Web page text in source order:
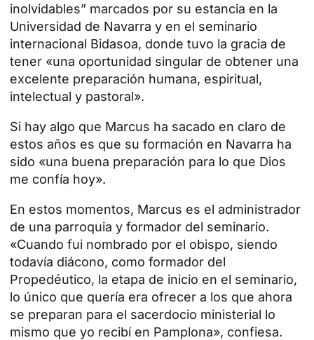
inolvidables” marcados por su estancia en la
Universidad de Navarra y en el seminario
internacional Bidasoa, donde tuvo la gracia de
tener «una oportunidad singular de obtener una
excelente preparación humana, espiritual,
intelectual y pastoral».
Si hay algo que Marcus ha sacado en claro de
estos años es que su formación en Navarra ha
sido «una buena preparación para lo que Dios
me confía hoy».
En estos momentos, Marcus es el administrador
de una parroquia y formador del seminario.
«Cuando fui nombrado por el obispo, siendo
todavía diácono, como formador del
Propedéutico, la etapa de inicio en el seminario,
lo único que quería era ofrecer a los que ahora
se preparan para el sacerdocio ministerial lo
mismo que yo recibí en Pamplona», confiesa.